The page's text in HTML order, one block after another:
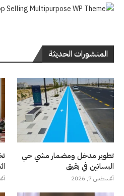
المنشورات الحديثة
تطوير مدخل ومضمار مشي حي
البساتين في بقيق
أغسطس 7, 2026